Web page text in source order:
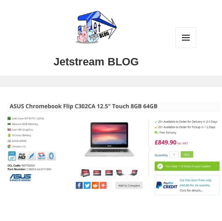
Jetstream BLOG